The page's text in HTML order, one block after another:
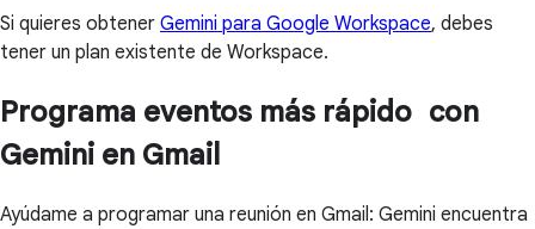
Si quieres obtener Gemini para Google Workspace, debes
tener un plan existente de Workspace.
Programa eventos más rápido con
Gemini en Gmail
Ayúdame a programar una reunión en Gmail: Gemini encuentra